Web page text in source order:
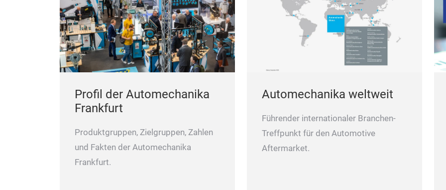
Profil der Automechanika
Frankfurt
Produktgruppen, Zielgruppen, Zahlen
und Fakten der Automechanika
Frankfurt.
Automechanika weltweit
Führender internationaler Branchen-
Treffpunkt für den Automotive
Aftermarket.